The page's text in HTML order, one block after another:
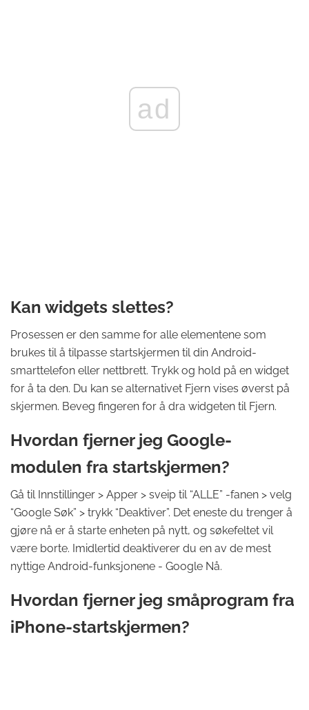
ad
Kan widgets slettes?
Prosessen er den samme for alle elementene som
brukes til å tilpasse startskjermen til din Android-
smarttelefon eller nettbrett. Trykk og hold på en widget
for å ta den. Du kan se alternativet Fjern vises øverst på
skjermen. Beveg fingeren for å dra widgeten til Fjern.
Hvordan fjerner jeg Google-
modulen fra startskjermen?
Gå til Innstillinger > Apper > sveip til “ALLE” -fanen > velg
“Google Søk” > trykk “Deaktiver”. Det eneste du trenger å
gjøre nå er å starte enheten på nytt, og søkefeltet vil
være borte. Imidlertid deaktiverer du en av de mest
nyttige Android-funksjonene - Google Nå.
Hvordan fjerner jeg småprogram fra
iPhone-startskjermen?